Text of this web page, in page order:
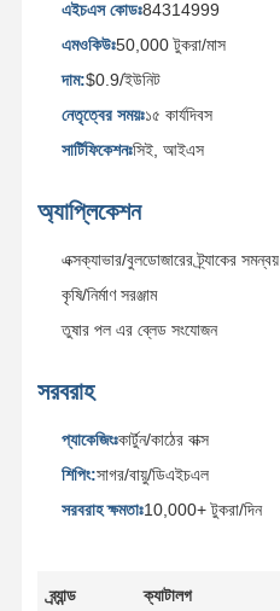
আমাদের সম্বন্ধে
ট্র্যাক বোল্ট
ট্র্যাক রোলার বোল্ট
এইচএস কোডঃ84314999
এমওকিউঃ50,000 টুকরা/মাস
দাম:$0.9/ইউনিট
নেতৃত্বের সময়ঃ১৫ কার্যদিবস
সার্টিফিকেশনঃসিই, আইএস
অ্যাপ্লিকেশন
এক্সক্যাভার/বুলডোজারের ট্র্যাকের সমন্বয়
কৃষি/নির্মাণ সরঞ্জাম
তুষার পল এর ব্লেড সংযোজন
সরবরাহ
প্যাকেজিংঃকার্টুন/কাঠের বাক্স
শিপিং:সাগর/বায়ু/ডিএইচএল
সরবরাহ ক্ষমতাঃ10,000+ টুকরা/দিন
ব্র্যান্ড ক্যাটালগ